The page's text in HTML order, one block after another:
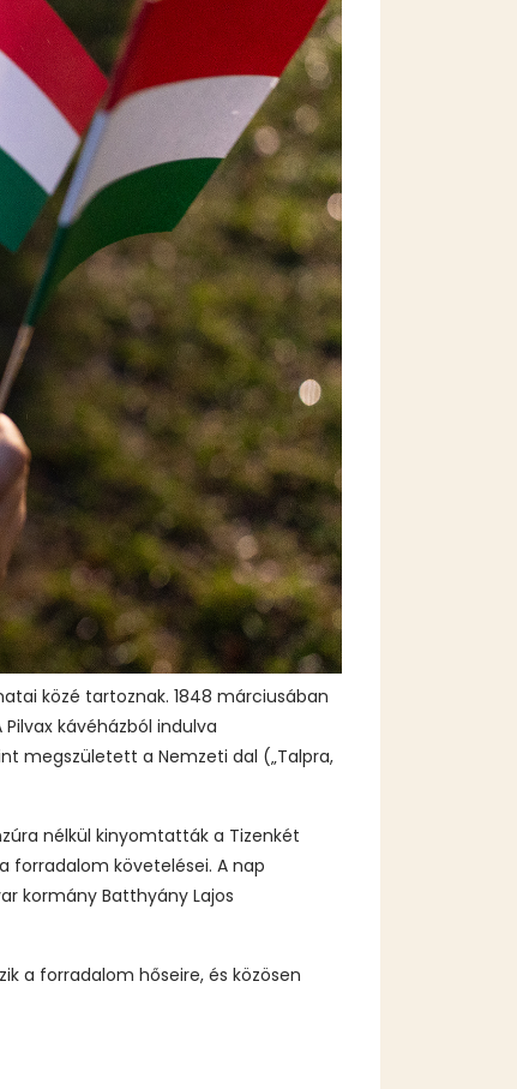
közé tartoznak. 1848 márciusában
kávéházból indulva
megszületett a Nemzeti dal („Talpra,
nélkül kinyomtatták a Tizenkét
forradalom követelései. A nap
kormány Batthyány Lajos
a forradalom hőseire, és közösen